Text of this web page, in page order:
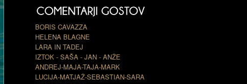
BORIS CAVAZZA
HELENA BLAGNE
LARA IN TADEJ
IZTOK - SAŠA - JAN - ANŽE
ANDREJ-MAJA-TAJA-MARK
LUCIJA-MATJAŽ-SEBASTIAN-SARA